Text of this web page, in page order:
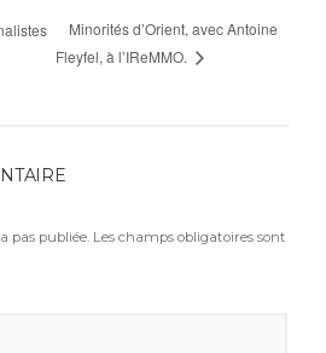
Minorités d’Orient, avec Antoine
Fleyfel, à l’IReMMO.
pas publiée. Les champs obligatoires sont